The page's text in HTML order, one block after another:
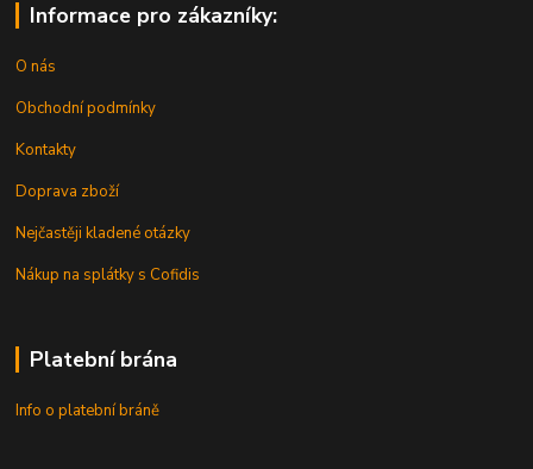
Informace pro zákazníky:
O nás
Obchodní podmínky
Kontakty
Doprava zboží
Nejčastěji kladené otázky
Nákup na splátky s Cofidis
Platební brána
Info o platební bráně